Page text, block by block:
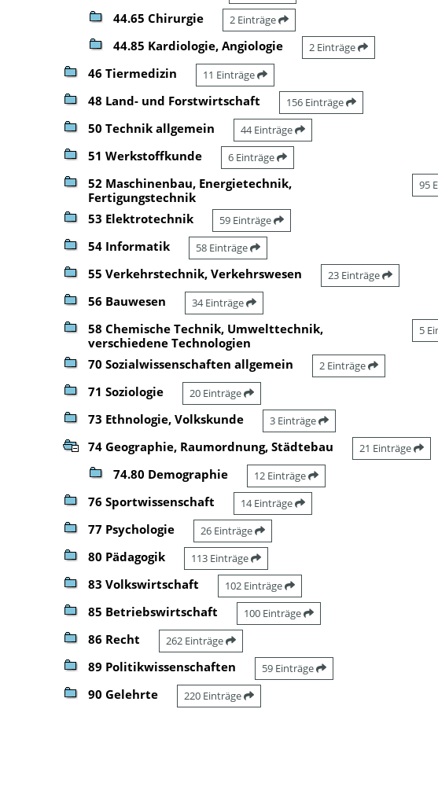
44.65 Chirurgie 2 Einträge
44.85 Kardiologie, Angiologie 2 Einträge
46 Tiermedizin 11 Einträge
48 Land- und Forstwirtschaft 156 Einträge
50 Technik allgemein 44 Einträge
51 Werkstoffkunde 6 Einträge
52 Maschinenbau, Energietechnik,
Fertigungstechnik
95
53 Elektrotechnik 59 Einträge
54 Informatik 58 Einträge
55 Verkehrstechnik, Verkehrswesen 23 Einträge
56 Bauwesen 34 Einträge
58 Chemische Technik, Umwelttechnik,
verschiedene Technologien
5
70 Sozialwissenschaften allgemein 2 Einträge
71 Soziologie 20 Einträge
73 Ethnologie, Volkskunde 3 Einträge
74 Geographie, Raumordnung, Städtebau 21 Einträge
74.80 Demographie 12 Einträge
76 Sportwissenschaft 14 Einträge
77 Psychologie 26 Einträge
80 Pädagogik 113 Einträge
83 Volkswirtschaft 102 Einträge
85 Betriebswirtschaft 100 Einträge
86 Recht 262 Einträge
89 Politikwissenschaften 59 Einträge
90 Gelehrte 220 Einträge